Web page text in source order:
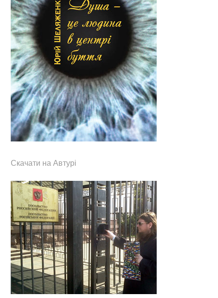
Скачати на Автурі